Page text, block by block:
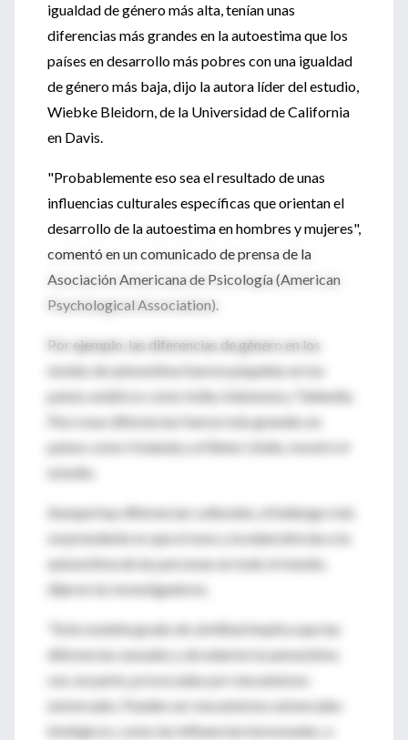
igualdad de género más alta, tenían unas
diferencias más grandes en la autoestima que los
países en desarrollo más pobres con una igualdad
de género más baja, dijo la autora líder del estudio,
Wiebke Bleidorn, de la Universidad de California
en Davis.
"Probablemente eso sea el resultado de unas
influencias culturales específicas que orientan el
desarrollo de la autoestima en hombres y mujeres",
comentó en un comunicado de prensa de la
Asociación Americana de Psicología (American
Psychological Association).
Por ejemplo, las diferencias de género en los
niveles de autoestima fueron pequeñas en los
países asiáticos como India, Indonesia y Tailandia.
Pero esas diferencias fueron más grandes en
países como Holanda y el Reino Unido, mostró el
estudio.
Aunque hay diferencias culturales, el hallazgo más
sorprendente es que el sexo y la edad afectan a la
autoestima de las personas en todo el mundo,
dijeron los investigadores.
"Este notable grado de similitud implica que las
diferencias sexuales y de edad en la autoestima
son, en parte, provocadas por mecanismos
universales. Pueden ser mecanismos universales
biológicos, como las influencias hormonales, o